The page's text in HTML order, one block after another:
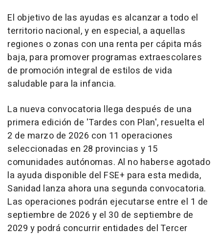
El objetivo de las ayudas es alcanzar a todo el
territorio nacional, y en especial, a aquellas
regiones o zonas con una renta per cápita más
baja, para promover programas extraescolares
de promoción integral de estilos de vida
saludable para la infancia.
La nueva convocatoria llega después de una
primera edición de 'Tardes con Plan', resuelta el
2 de marzo de 2026 con 11 operaciones
seleccionadas en 28 provincias y 15
comunidades autónomas. Al no haberse agotado
la ayuda disponible del FSE+ para esta medida,
Sanidad lanza ahora una segunda convocatoria.
Las operaciones podrán ejecutarse entre el 1 de
septiembre de 2026 y el 30 de septiembre de
2029 y podrá concurrir entidades del Tercer